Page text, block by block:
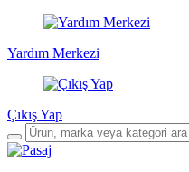
Yardım Merkezi
Çıkış Yap